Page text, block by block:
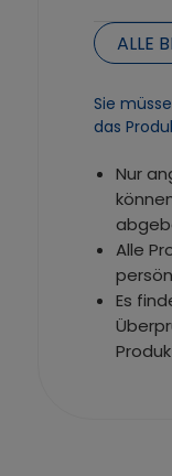
ALLE
Sie
das
Nur
Alle
Es